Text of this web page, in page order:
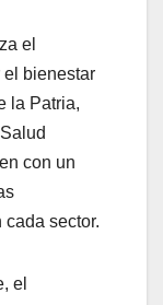
el
bienestar
la Patria,
con un
sector.
el